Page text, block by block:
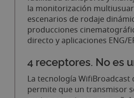
la monitorización
escenarios de rodaje
producciones
directo y aplicaciones ENG/
4 receptores. No es
La tecnología WifiBroadcast
permite que un transmisor